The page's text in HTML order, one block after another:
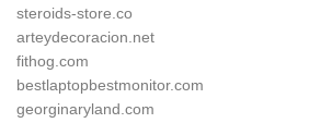
steroids-store.co
arteydecoracion.net
fithog.com
bestlaptopbestmonitor.com
georginaryland.com